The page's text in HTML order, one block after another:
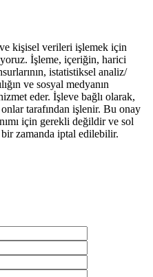
kişisel verileri işlemek için
İşleme, içeriğin, harici
istatistiksel analiz/
ve sosyal medyanın
eder. İşleve bağlı olarak,
tarafından işlenir. Bu onay
için gerekli değildir ve sol
zamanda iptal edilebilir.